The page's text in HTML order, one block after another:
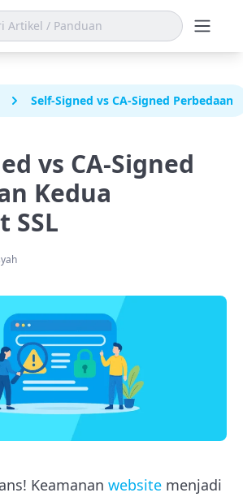
Self-Signed vs CA-Signed Perbedaan
vs CA-Signed
Kedua
SSL
Keamanan website menjadi